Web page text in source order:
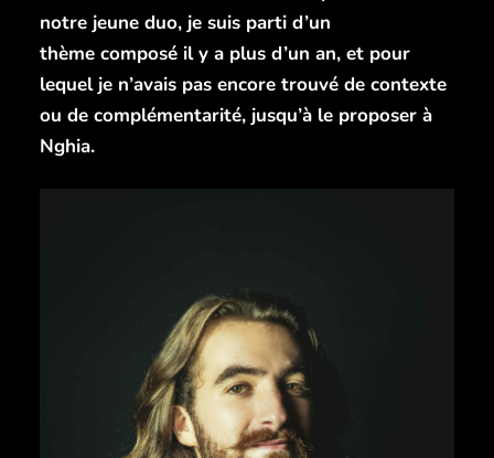
notre jeune duo, je suis parti d’un
thème composé il y a plus d’un an, et pour
lequel je n’avais pas encore trouvé de contexte
ou de complémentarité, jusqu’à le proposer à
Nghia.